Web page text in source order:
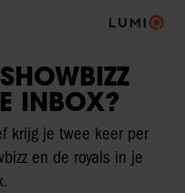
INBOX?
krijg je twee keer per
en de royals in je